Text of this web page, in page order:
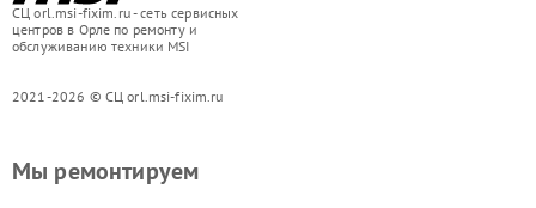
СЦ orl.msi-fixim.ru - сеть сервисных
центров в Орле по ремонту и
обслуживанию техники MSI
2021-2026 © СЦ orl.msi-fixim.ru
Мы ремонтируем